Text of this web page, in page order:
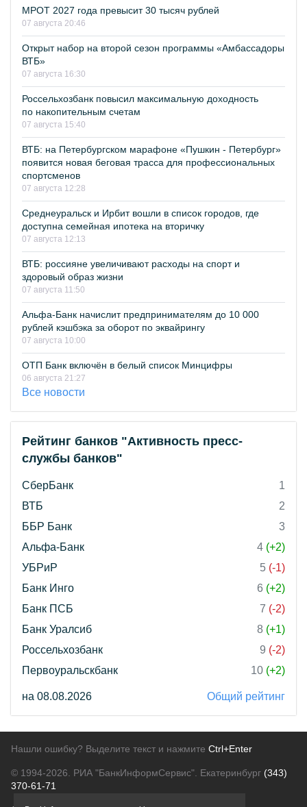
МРОТ 2027 года превысит 30 тысяч рублей
07 августа 20:46
Открыт набор на второй сезон программы «Амбассадоры
ВТБ»
07 августа 16:30
Россельхозбанк повысил максимальную доходность
по накопительным счетам
07 августа 15:40
ВТБ: на Петербургском марафоне «Пушкин - Петербург»
появится новая беговая трасса для профессиональных
спортсменов
07 августа 12:28
Среднеуральск и Ирбит вошли в список городов, где
доступна семейная ипотека на вторичку
07 августа 12:13
ВТБ: россияне увеличивают расходы на спорт и
здоровый образ жизни
07 августа 11:50
Альфа-Банк начислит предпринимателям до 10 000
рублей кэшбэка за оборот по эквайрингу
07 августа 10:00
ОТП Банк включён в белый список Минцифры
06 августа 21:27
Все новости
Рейтинг банков "Активность пресс-
службы банков"
СберБанк
1
ВТБ
2
ББР Банк
3
Альфа-Банк
4 (+2)
УБРиР
5 (-1)
Банк Инго
6 (+2)
Банк ПСБ
7 (-2)
Банк Уралсиб
8 (+1)
Россельхозбанк
9 (-2)
Первоуральскбанк
10 (+2)
на 08.08.2026 Общий рейтинг
Нашли ошибку? Выделите текст и нажмите Ctrl+Enter
© 1994-2026. РИА "БанкИнформСервис". Екатеринбург (343)
370-61-71